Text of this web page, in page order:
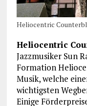
Heliocentric
Heliocentric
Jazzmusiker Sun
Formation
Musik, welche
wichtigsten
Einige